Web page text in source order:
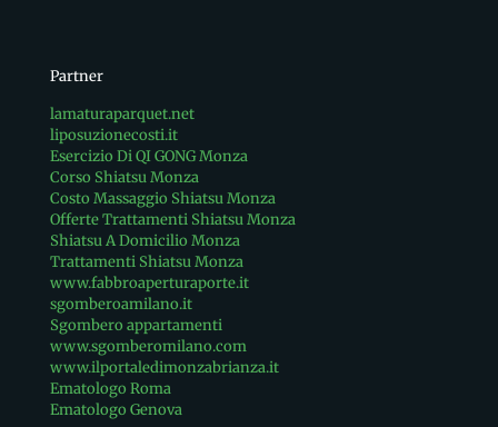
Partner
lamaturaparquet.net
liposuzionecosti.it
Esercizio Di QI GONG Monza
Corso Shiatsu Monza
Costo Massaggio Shiatsu Monza
Offerte Trattamenti Shiatsu Monza
Shiatsu A Domicilio Monza
Trattamenti Shiatsu Monza
www.fabbroaperturaporte.it
sgomberoamilano.it
Sgombero appartamenti
www.sgomberomilano.com
www.ilportaledimonzabrianza.it
Ematologo Roma
Ematologo Genova